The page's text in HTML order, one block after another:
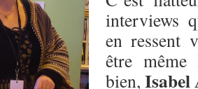
interviews
en ressent
être
bien, Isabel